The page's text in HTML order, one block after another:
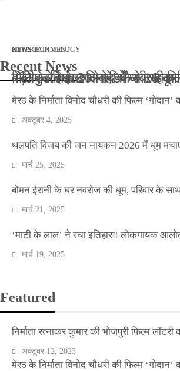
NEWS मार्च 2, 2026
बॉलीवुड के बाद अब डिफेंस टाइकून
NEWS जनवरी 29, 2026
बड़ी कार्रवाई: 20 माह से जबरन
ENTERTAINMENT
मेरठ के निर्माता विनोद चौधरी
NEWSTECHNOLOGY
मिलिए रोहित उगले से! कैसे 16
Recent News
मेरठ के निर्माता विनोद चौधरी की फिल्म
अक्टूबर 4, 2025
थलपति विजय की जन नायकन 2026 में धूम
मार्च 25, 2025
बोमन ईरानी के घर नवरोज की धूम, परिवार के
मार्च 21, 2025
‘माटी के लाल’ ने रचा इतिहास! लोकगायक
मार्च 19, 2025
Featured
निर्माता रत्नाकर कुमार की भोजपुरी फिल्म
अक्टूबर 12, 2023
मेरठ के निर्माता विनोद चौधरी की फिल्म